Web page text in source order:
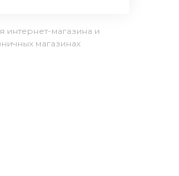
интернет-магазина и
магазинах